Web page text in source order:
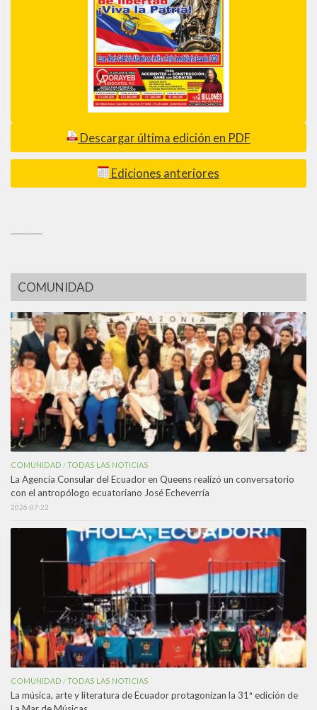
Descargar última edición en PDF
Ediciones anteriores
COMUNIDAD
COMUNIDAD /TODAS LAS NOTICIAS
La Agencia Consular del Ecuador en Queens realizó un conversatorio
con el antropólogo ecuatoriano José Echeverría
2026-07-22
COMUNIDAD /TODAS LAS NOTICIAS
La música, arte y literatura de Ecuador protagonizan la 31ª edición de